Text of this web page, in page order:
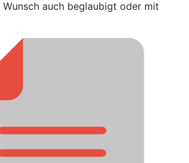
auch beglaubigt oder mit